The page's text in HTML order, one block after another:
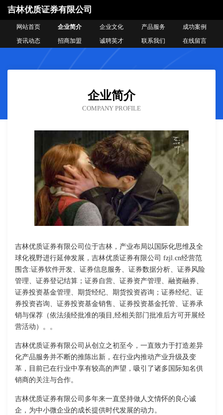
吉林优质证券有限公司
网站首页 企业简介 企业文化 产品服务
成功案例
资讯动态
招商加盟 诚聘英才 联系我们 在线留言
企业简介
COMPANY PROFILE
吉林优质证券有限公司位于吉林，产业布局以国际化思维及全
球化视野进行延伸发展，吉林优质证券有限公司 fzjl.cn经营范
围含:证券软件开发、证券信息服务、证券数据分析、证券风险
管理、证券登记结算；证券自营、证券资产管理、融资融券、
证券投资基金管理、期货经纪、期货投资咨询；证券经纪、证
券投资咨询、证券投资基金销售、证券投资基金托管、证券承
销与保荐（依法须经批准的项目,经相关部门批准后方可开展经
营活动）。。
吉林优质证券有限公司从创立之初至今，一直致力于打造差异
化产品服务并不断的推陈出新，在行业内推动产业升级及变
革，目前已在行业中享有较高的声望，吸引了诸多国际知名供
销商的关注与合作。
吉林优质证券有限公司多年来一直坚持做人文情怀的良心诚
企，为中小微企业的成长提供时代发展的动力。